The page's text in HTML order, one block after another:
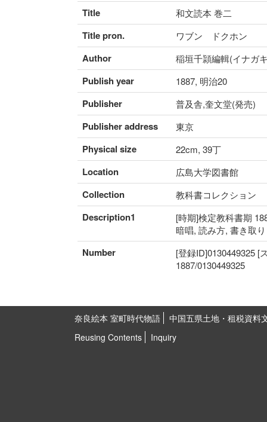
Title 和文読本 巻二
Title pron. ワブン ドクホン
Author 稲垣千頴編輯(イナガ
Publish year 1887, 明治20
Publisher 普及舎,奎文堂(発売)
Publisher address 東京
Physical size 22cm, 39丁
Location 広島大学図書館
Collection 教科書コレクション
Description1
[時期]検定教科書期
暗唱, 読み方, 書き取
Number
[登録ID]0130449325 [
1887/0130449325
奈良絵本 室町時代物語
中国五県土地・租税資料
Reusing Contents
Inquiry